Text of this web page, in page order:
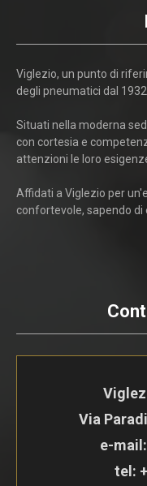
Viglezio, un punto di
degli pneumatici dal
Situati nella moderna
con cortesia e
attenzioni le loro
Affidati a Viglezio per
confortevole, sapendo di
Via
e-
tel: